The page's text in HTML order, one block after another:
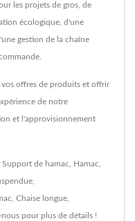
les projets de gros, de
écologique, d'une
gestion de la chaîne
vos offres de produits et offrir
de notre
et l'approvisionnement
Support de hamac, Hamac,
,
, Chaise longue,
nous pour plus de détails !